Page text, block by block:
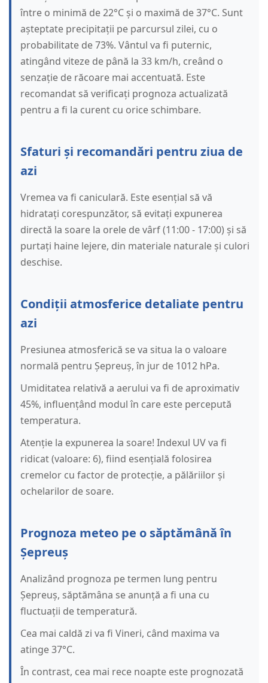
între o minimă de 22°C și o maximă de 37°C. Sunt
așteptate precipitații pe parcursul zilei, cu o
probabilitate de 73%. Vântul va fi puternic,
atingând viteze de până la 33 km/h, creând o
senzație de răcoare mai accentuată. Este
recomandat să verificați prognoza actualizată
pentru a fi la curent cu orice schimbare.
Sfaturi și recomandări pentru ziua de
azi
Vremea va fi caniculară. Este esențial să vă
hidratați corespunzător, să evitați expunerea
directă la soare la orele de vârf (11:00 - 17:00) și să
purtați haine lejere, din materiale naturale și culori
deschise.
Condiții atmosferice detaliate pentru
azi
Presiunea atmosferică se va situa la o valoare
normală pentru Șepreuș, în jur de 1012 hPa.
Umiditatea relativă a aerului va fi de aproximativ
45%, influențând modul în care este percepută
temperatura.
Atenție la expunerea la soare! Indexul UV va fi
ridicat (valoare: 6), fiind esențială folosirea
cremelor cu factor de protecție, a pălăriilor și
ochelarilor de soare.
Prognoza meteo pe o săptămână în
Șepreuș
Analizând prognoza pe termen lung pentru
Șepreuș, săptămâna se anunță a fi una cu
fluctuații de temperatură.
Cea mai caldă zi va fi Vineri, când maxima va
atinge 37°C.
În contrast, cea mai rece noapte este prognozată